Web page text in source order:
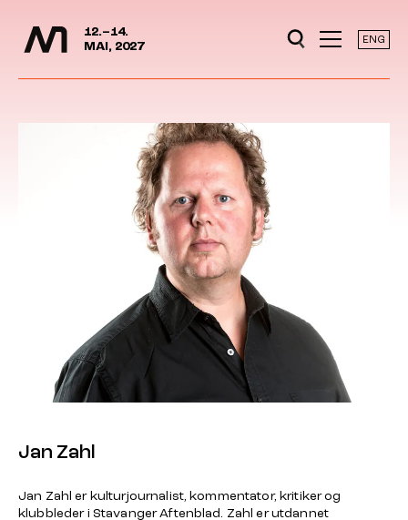
Hopp til hovedinnhold
12.–14.
MAI, 2027
ENG
Jan Zahl
Jan Zahl er kulturjournalist, kommentator, kritiker og
klubbleder i Stavanger Aftenblad. Zahl er utdannet